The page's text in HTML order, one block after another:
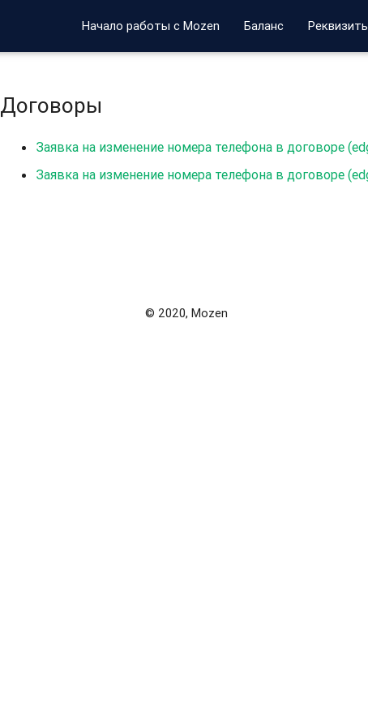
Начало работы с Mozen Баланс
Договоры
Заявка на изменение номера телефона в договоре
Заявка на изменение номера телефона в договоре
© 2020, Mozen